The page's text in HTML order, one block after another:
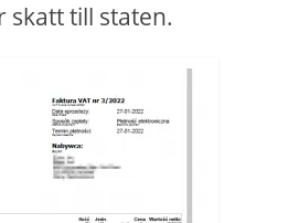
skatt till staten.